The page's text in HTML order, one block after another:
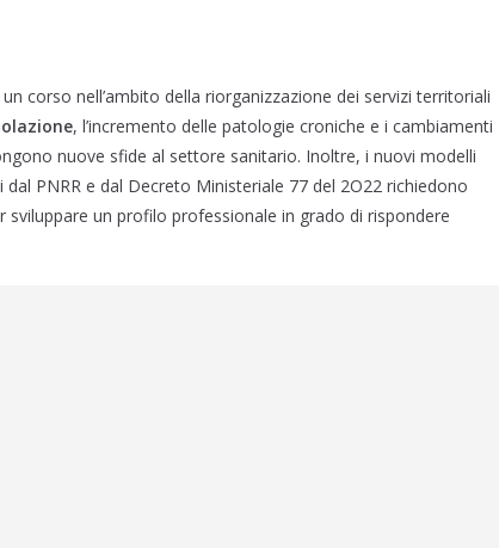
corso nell’ambito della riorganizzazione dei servizi territoriali
, l’incremento delle patologie croniche e i cambiamenti
nuove sfide al settore sanitario. Inoltre, i nuovi modelli
PNRR e dal Decreto Ministeriale 77 del 2O22 richiedono
sviluppare un profilo professionale in grado di rispondere